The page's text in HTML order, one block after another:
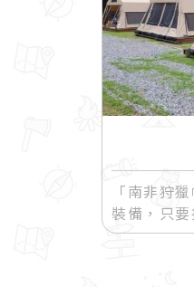
「南非狩
裝備，只